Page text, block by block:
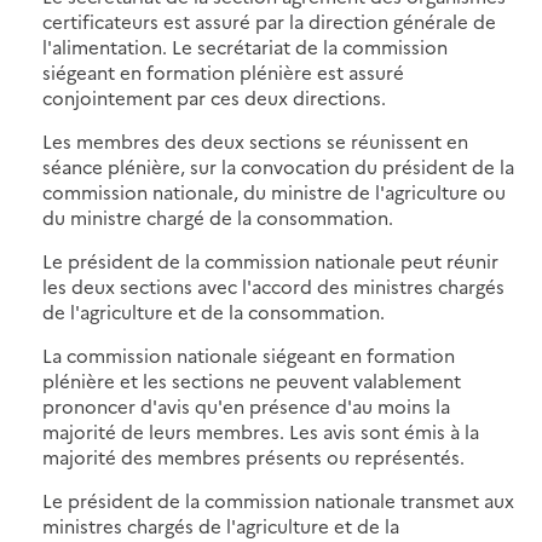
certificateurs est assuré par la direction générale de
l'alimentation. Le secrétariat de la commission
siégeant en formation plénière est assuré
conjointement par ces deux directions.
Les membres des deux sections se réunissent en
séance plénière, sur la convocation du président de la
commission nationale, du ministre de l'agriculture ou
du ministre chargé de la consommation.
Le président de la commission nationale peut réunir
les deux sections avec l'accord des ministres chargés
de l'agriculture et de la consommation.
La commission nationale siégeant en formation
plénière et les sections ne peuvent valablement
prononcer d'avis qu'en présence d'au moins la
majorité de leurs membres. Les avis sont émis à la
majorité des membres présents ou représentés.
Le président de la commission nationale transmet aux
ministres chargés de l'agriculture et de la